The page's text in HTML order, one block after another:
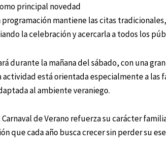
principal novedad
programación mantiene las citas
la celebración y acercarla a todos los
durante la mañana del sábado, con una
actividad está orientada especialmente a las
al ambiente veraniego.
de Verano refuerza su carácter
que cada año busca crecer sin perder su